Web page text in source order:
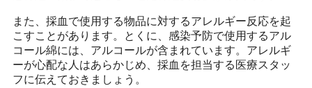
また、採血で使用する物品に対するアレルギー反応を起
こすことがあります。とくに、感染予防で使用するアル
コール綿には、アルコールが含まれています。アレルギ
ーが心配な人はあらかじめ、採血を担当する医療スタッ
フに伝えておきましょう。